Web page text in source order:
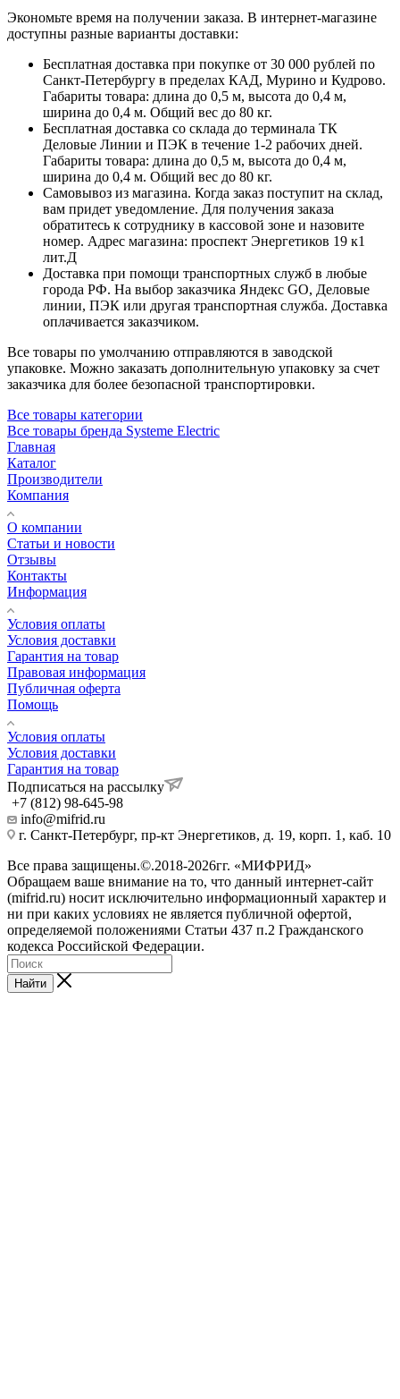
Экономьте время на получении заказа. В интернет-магазине
доступны разные варианты доставки:
Бесплатная доставка при покупке от 30 000 рублей по
Санкт-Петербургу в пределах КАД, Мурино и Кудрово.
Габариты товара: длина до 0,5 м, высота до 0,4 м,
ширина до 0,4 м. Общий вес до 80 кг.
Бесплатная доставка со склада до терминала ТК
Деловые Линии и ПЭК в течение 1-2 рабочих дней.
Габариты товара: длина до 0,5 м, высота до 0,4 м,
ширина до 0,4 м. Общий вес до 80 кг.
Самовывоз из магазина. Когда заказ поступит на склад,
вам придет уведомление. Для получения заказа
обратитесь к сотруднику в кассовой зоне и назовите
номер. Адрес магазина: проспект Энергетиков 19 к1
лит.Д
Доставка при помощи транспортных служб в любые
города РФ. На выбор заказчика Яндекс GO, Деловые
линии, ПЭК или другая транспортная служба. Доставка
оплачивается заказчиком.
Все товары по умолчанию отправляются в заводской
упаковке. Можно заказать дополнительную упаковку за счет
заказчика для более безопасной транспортировки.
Все товары категории
Все товары бренда Systeme Electric
Главная
Каталог
Производители
Компания
О компании
Статьи и новости
Отзывы
Контакты
Информация
Условия оплаты
Условия доставки
Гарантия на товар
Правовая информация
Публичная оферта
Помощь
Условия оплаты
Условия доставки
Гарантия на товар
Подписаться на рассылку
+7 (812) 98-645-98
info@mifrid.ru
г. Санкт-Петербург, пр-кт Энергетиков, д. 19, корп. 1, каб. 10
Все права защищены.©.2018-2026гг. «МИФРИД»
Обращаем ваше внимание на то, что данный интернет-сайт
(mifrid.ru) носит исключительно информационный характер и
ни при каких условиях не является публичной офертой,
определяемой положениями Статьи 437 п.2 Гражданского
кодекса Российской Федерации.
Найти